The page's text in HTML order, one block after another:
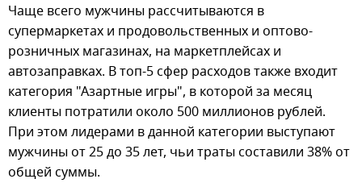
Чаще всего мужчины рассчитываются в
супермаркетах и продовольственных и оптово-
розничных магазинах, на маркетплейсах и
автозаправках. В топ-5 сфер расходов также входит
категория "Азартные игры", в которой за месяц
клиенты потратили около 500 миллионов рублей.
При этом лидерами в данной категории выступают
мужчины от 25 до 35 лет, чьи траты составили 38% от
общей суммы.